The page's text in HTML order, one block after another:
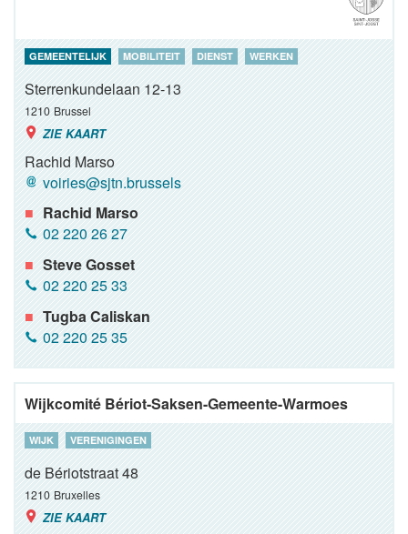
GEMEENTELIJK MOBILITEIT DIENST WERKEN
Sterrenkundelaan 12-13
1210 Brussel
ZIE KAART
Rachid Marso
voiries@sjtn.brussels
Rachid Marso
02 220 26 27
Steve Gosset
02 220 25 33
Tugba Caliskan
02 220 25 35
Wijkcomité Bériot-Saksen-Gemeente-Warmoes
WIJK VERENIGINGEN
de Bériotstraat 48
1210 Bruxelles
ZIE KAART